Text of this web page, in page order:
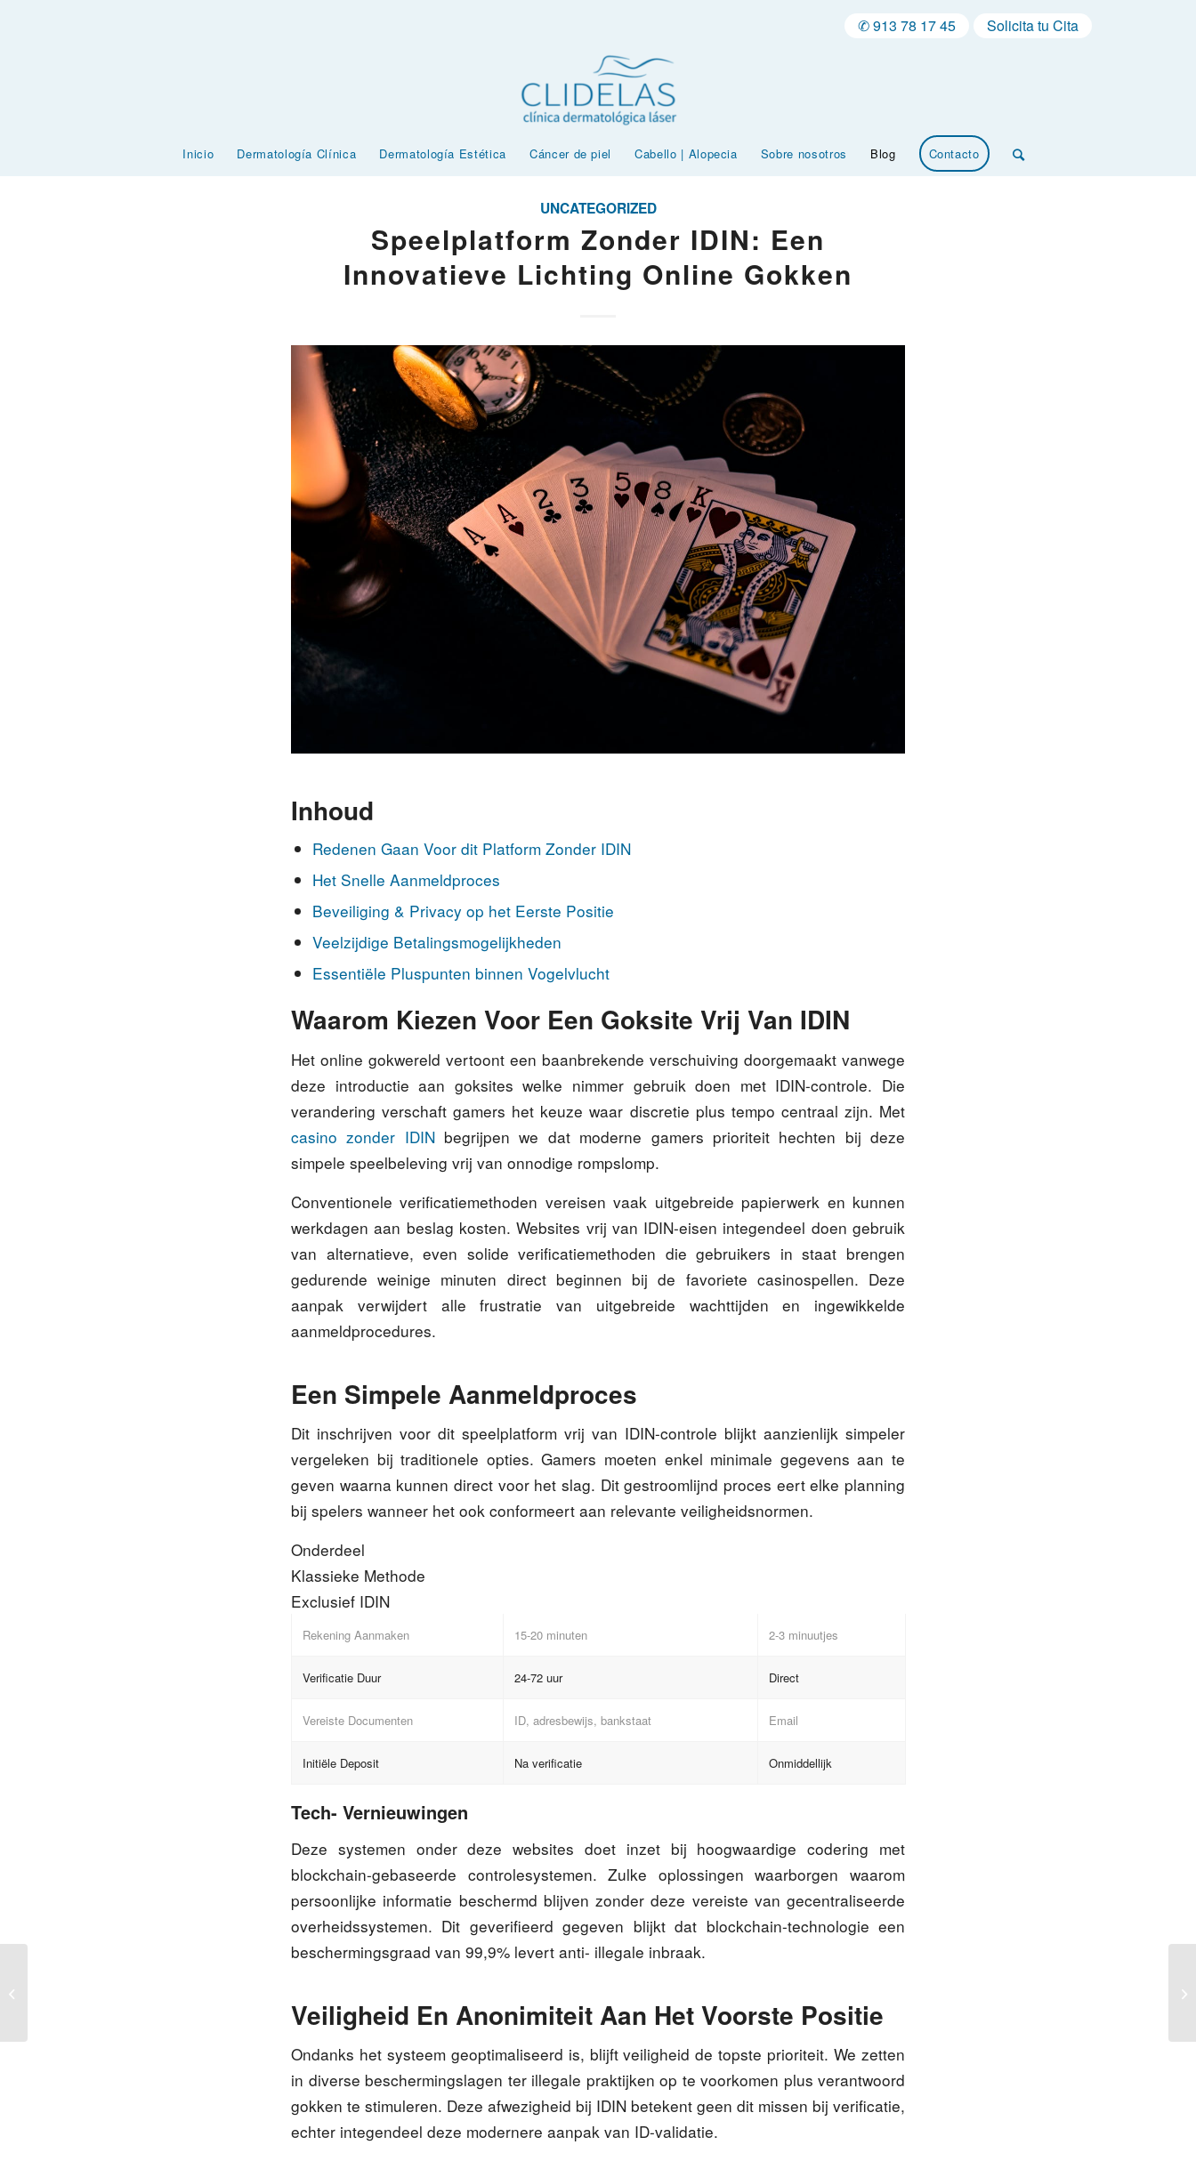
✆ 913 78 17 45 Solicita tu Cita
Inicio Dermatología Clínica Dermatología Estética Cáncer de piel Cabello | Alopecia Sobre nosotros Blog Contacto
UNCATEGORIZED
Speelplatform Zonder IDIN: Een
Innovatieve Lichting Online Gokken
Inhoud
Redenen Gaan Voor dit Platform Zonder IDIN
Het Snelle Aanmeldproces
Beveiliging & Privacy op het Eerste Positie
Veelzijdige Betalingsmogelijkheden
Essentiële Pluspunten binnen Vogelvlucht
Waarom Kiezen Voor Een Goksite Vrij Van IDIN
Het online gokwereld vertoont een baanbrekende verschuiving doorgemaakt vanwege
deze introductie aan goksites welke nimmer gebruik doen met IDIN-controle. Die
verandering verschaft gamers het keuze waar discretie plus tempo centraal zijn. Met
casino zonder IDINbegrijpen we dat moderne gamers prioriteit hechten bij deze
simpele speelbeleving vrij van onnodige rompslomp.
Conventionele verificatiemethoden vereisen vaak uitgebreide papierwerk en kunnen
werkdagen aan beslag kosten. Websites vrij van IDIN-eisen integendeel doen gebruik
van alternatieve, even solide verificatiemethoden die gebruikers in staat brengen
gedurende weinige minuten direct beginnen bij de favoriete casinospellen. Deze
aanpak verwijdert alle frustratie van uitgebreide wachttijden en ingewikkelde
aanmeldprocedures.
Een Simpele Aanmeldproces
Dit inschrijven voor dit speelplatform vrij van IDIN-controle blijkt aanzienlijk simpeler
vergeleken bij traditionele opties. Gamers moeten enkel minimale gegevens aan te
geven waarna kunnen direct voor het slag. Dit gestroomlijnd proces eert elke planning
bij spelers wanneer het ook conformeert aan relevante veiligheidsnormen.
Onderdeel
Klassieke Methode
Exclusief IDIN
Rekening Aanmaken 15-20 minuten 2-3 minuutjes
Verificatie Duur 24-72 uur Direct
Vereiste Documenten ID, adresbewijs, bankstaat Email
Initiële Deposit Na verificatie Onmiddellijk
Tech- Vernieuwingen
Deze systemen onder deze websites doet inzet bij hoogwaardige codering met
blockchain-gebaseerde controlesystemen. Zulke oplossingen waarborgen waarom
persoonlijke informatie beschermd blijven zonder deze vereiste van gecentraliseerde
overheidssystemen. Dit geverifieerd gegeven blijkt dat blockchain-technologie een
beschermingsgraad van 99,9% levert anti- illegale inbraak.
Veiligheid En Anonimiteit Aan Het Voorste Positie
Ondanks het systeem geoptimaliseerd is, blijft veiligheid de topste prioriteit. We zetten
in diverse beschermingslagen ter illegale praktijken op te voorkomen plus verantwoord
gokken te stimuleren. Deze afwezigheid bij IDIN betekent geen dit missen bij verificatie,
echter integendeel deze modernere aanpak van ID-validatie.